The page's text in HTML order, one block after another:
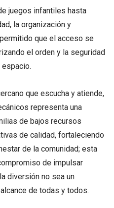
juegos infantiles hasta
la organización y
que el acceso se
el orden y la seguridad
que escucha y atiende,
representa una
de bajos recursos
de calidad, fortaleciendo
de la comunidad; esta
de impulsar
diversión no sea un
de todas y todos.